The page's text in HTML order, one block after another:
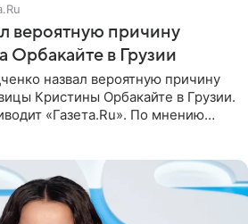
вероятную причину
Орбакайте в Грузии
назвал вероятную причину
Кристины Орбакайте в Грузии.
«Газета.Ru». По мнению